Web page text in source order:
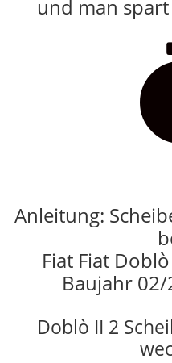
und man
Anleitung:
Fiat Fiat
Baujahr
Doblò II 2